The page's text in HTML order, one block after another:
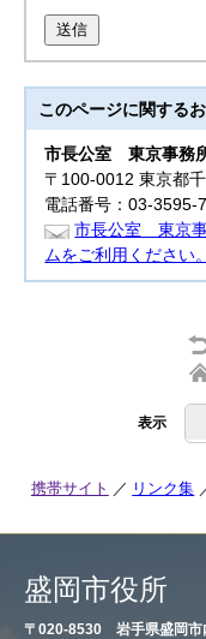
送信
このページに関する
市長公室東京事務
〒100-0012 東京都
電話番号：03-
市長公室 東京事
ムをご利用ください。
表示
携帯サイト リンク集
盛岡市役所
〒020-8530 岩手県盛岡